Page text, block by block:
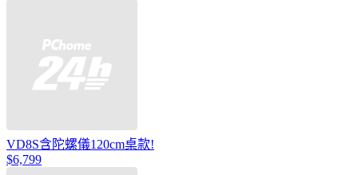
VD8S含陀螺儀120cm桌款!
$6,799